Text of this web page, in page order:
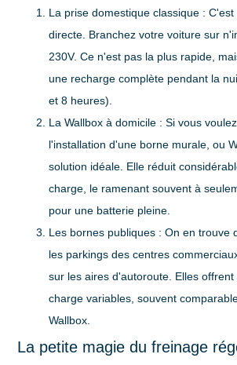
La prise domestique classique : C'est
directe. Branchez votre voiture sur
230V. Ce n'est pas la plus rapide,
une recharge complète pendant la
et 8 heures).
La Wallbox à domicile : Si vous
l'installation d'une borne murale, ou
solution idéale. Elle réduit
charge, le ramenant souvent à
pour une batterie pleine.
Les bornes publiques : On en trouve
les parkings des centres
sur les aires d'autoroute. Elles
charge variables, souvent
Wallbox.
La petite magie du freinage